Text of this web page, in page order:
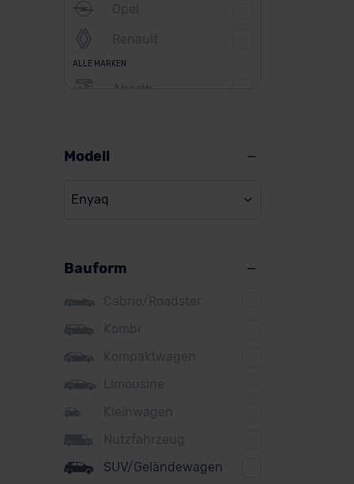
Opel
Renault
ALLE MARKEN
Abarth
Citroen
Cupra
DS
Dacia
Fiat
Ford
Honda
Modell
Enyaq
Bauform
Cabrio/Roadster
Kombi
Kompaktwagen
Limousine
Kleinwagen
Nutzfahrzeug
SUV/Geländewagen